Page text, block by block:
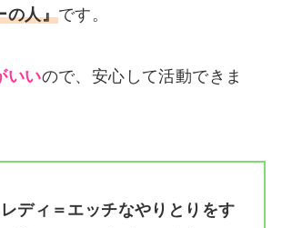
の人』です。
いいので、安心して活動できま
レディ＝エッチなやりとりをす